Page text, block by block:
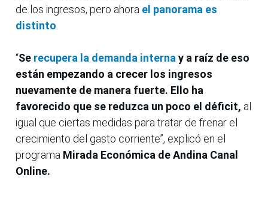
de los ingresos, pero ahora el panorama es
distinto
“Se recupera la demanda interna y a raíz de eso
están empezando a crecer los ingresos
nuevamente de manera fuerte. Ello ha
favorecido que se reduzca un poco el déficit, al
igual que ciertas medidas para tratar de frenar el
crecimiento del gasto corriente”, explicó en el
programa Mirada Económica de Andina Canal
Online.